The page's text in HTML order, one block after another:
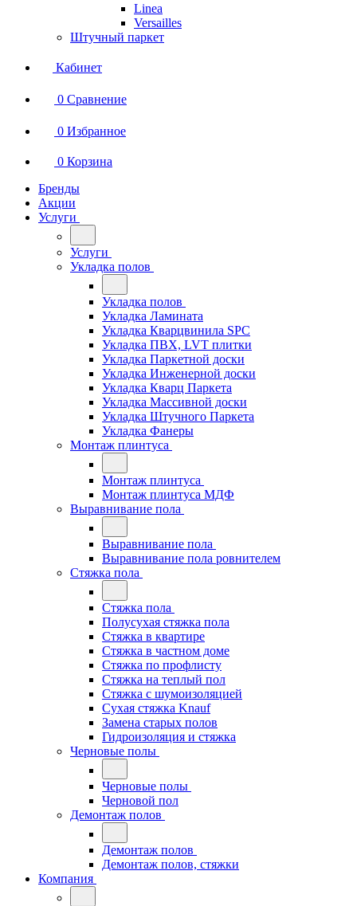
Linea
Versailles
Штучный паркет
Кабинет
0 Сравнение
0 Избранное
0 Корзина
Бренды
Акции
Услуги
Услуги
Укладка полов
Укладка полов
Укладка Ламината
Укладка Кварцвинила SPC
Укладка ПВХ, LVT плитки
Укладка Паркетной доски
Укладка Инженерной доски
Укладка Кварц Паркета
Укладка Массивной доски
Укладка Штучного Паркета
Укладка Фанеры
Монтаж плинтуса
Монтаж плинтуса
Монтаж плинтуса МДФ
Выравнивание пола
Выравнивание пола
Выравнивание пола ровнителем
Стяжка пола
Стяжка пола
Полусухая стяжка пола
Стяжка в квартире
Стяжка в частном доме
Стяжка по профлисту
Стяжка на теплый пол
Стяжка с шумоизоляцией
Сухая стяжка Knauf
Замена старых полов
Гидроизоляция и стяжка
Черновые полы
Черновые полы
Черновой пол
Демонтаж полов
Демонтаж полов
Демонтаж полов, стяжки
Компания